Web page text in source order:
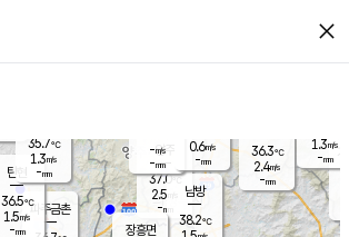
close
양주
37.0℃
2.5
-mm
파주금촌
36.3℃
2.4m/s
-mm
탄현
36.5℃
1.5m/s
-mm
1.3m/s
-mm
남방
38.2℃
장흥면
-m/s
-mm
35.7℃
1.3m/s
-mm
0.6m/s
-mm